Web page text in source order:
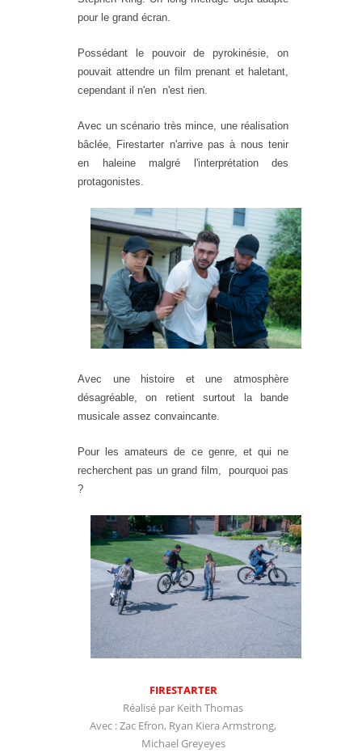
pour le grand écran.
Possédant le pouvoir de pyrokinésie, on
pouvait attendre un film prenant et haletant,
cependant il n'en n'est rien.
Avec un scénario très mince, une réalisation
bâclée, Firestarter n'arrive pas à nous tenir
en haleine malgré l'interprétation des
protagonistes.
Avec une histoire et une atmosphère
désagréable, on retient surtout la bande
musicale assez convaincante.
Pour les amateurs de ce genre, et qui ne
recherchent pas un grand film, pourquoi pas
?
FIRESTARTER
Réalisé par Keith Thomas
Avec : Zac Efron, Ryan Kiera Armstrong,
Michael Greyeyes